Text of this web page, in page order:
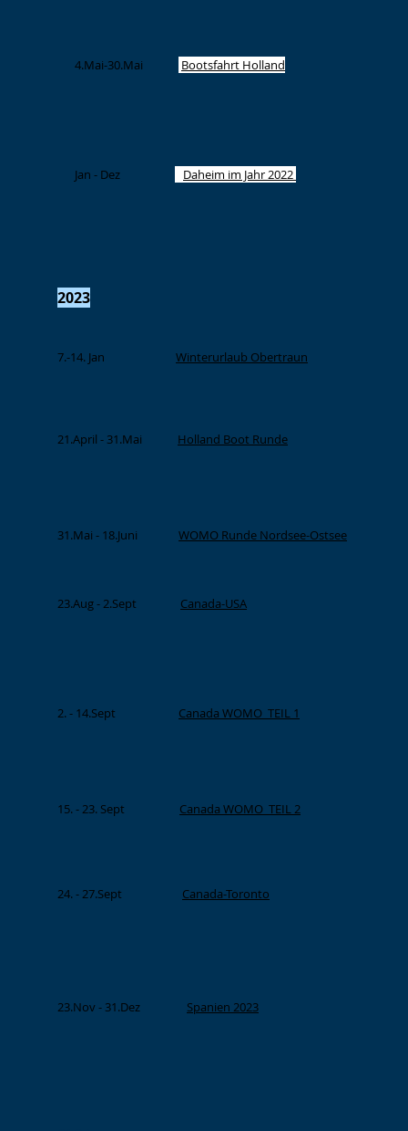
4.Mai-30.Mai Bootsfahrt Holland
Jan - Dez Daheim im Jahr 2022
2023
7.-14. Jan Winterurlaub Obertraun
21.April - 31.Mai Holland Boot Runde
31.Mai - 18.Juni WOMO Runde Nordsee-Ostsee
23.Aug - 2.Sept Canada-USA
2. - 14.Sept Canada WOMO TEIL 1
15. - 23. Sept Canada WOMO TEIL 2
24. - 27.Sept Canada-Toronto
23.Nov - 31.Dez Spanien 2023